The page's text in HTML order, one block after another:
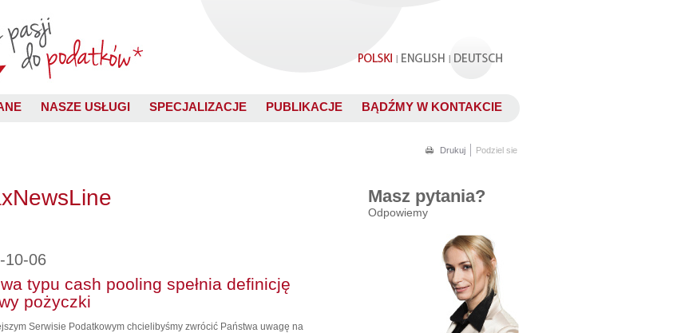
| |
NASZE USŁUGI SPECJALIZACJE PUBLIKACJE BĄDŹMY W KONTAKCIE
Drukuj Podziel sie
10-06
typu cash pooling spełnia definicję
pożyczki
Serwisie Podatkowym chcielibyśmy zwrócić Państwa uwagę na
Masz pytania?
Odpowiemy